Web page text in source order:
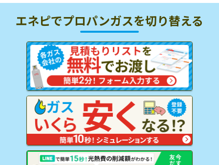
エネピでプロパンガスを切り替える